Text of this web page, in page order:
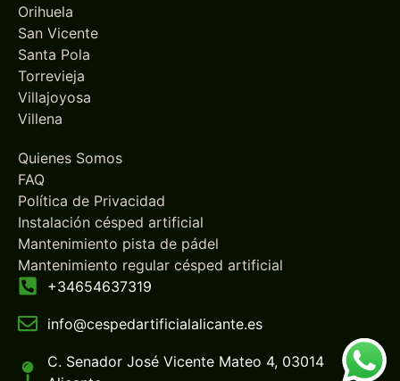
Orihuela
San Vicente
Santa Pola
Torrevieja
Villajoyosa
Villena
Quienes Somos
FAQ
Política de Privacidad
Instalación césped artificial
Mantenimiento pista de pádel
Mantenimiento regular césped artificial
+34654637319
info@cespedartificialalicante.es
C. Senador José Vicente Mateo 4, 03014